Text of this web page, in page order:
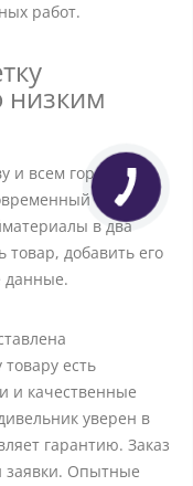
работ.
низким
и всем городам
в два
товар, добавить его
данные.
есть
и качественные
уверен в
гарантию. Заказ
заявки. Опытные